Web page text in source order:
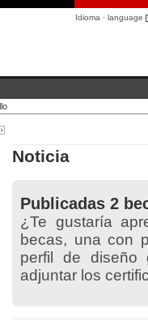
Idioma · language
Noticia
Publicadas 2
¿Te gustaría
becas, una con
perfil de diseño
adjuntar los